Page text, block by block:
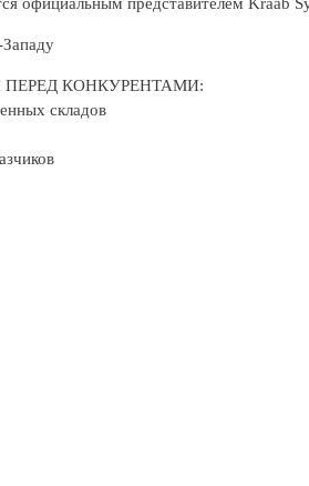
КОНКУРЕНТАМИ:
складов